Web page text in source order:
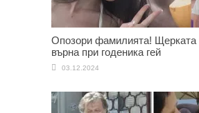
Опозори фамилията! Щерката
върна при годеника гей
03.12.2024